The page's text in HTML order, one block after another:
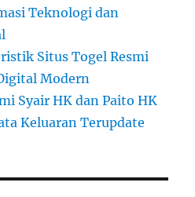
Teknologi dan
Situs Togel Resmi
Modern
Syair HK dan Paito HK
Keluaran Terupdate